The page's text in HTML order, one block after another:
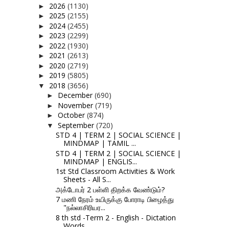
► 2026 (1130)
► 2025 (2155)
► 2024 (2455)
► 2023 (2299)
► 2022 (1930)
► 2021 (2613)
► 2020 (2719)
► 2019 (5805)
▼ 2018 (3656)
► December(690)
► November(719)
► October(874)
▼ September(720)
STD 4 | TERM 2 | SOCIAL SCIENCE |
MINDMAP | TAMIL ...
STD 4 | TERM 2 | SOCIAL SCIENCE |
MINDMAP | ENGLIS...
1st Std Classroom Activities & Work
Sheets - All S...
அக்டோபர் 2 பள்ளி திறக்க வேண்டும்?
7 மணி நேரம் உயிருக்கு போராடி பிழைத்து
"நல்லாசிரியர...
8 th std -Term 2 - English - Dictation